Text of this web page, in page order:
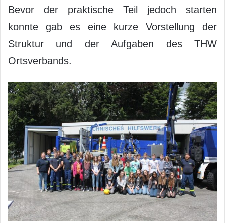
Bevor der praktische Teil jedoch starten
konnte gab es eine kurze Vorstellung der
Struktur und der Aufgaben des THW
Ortsverbands.